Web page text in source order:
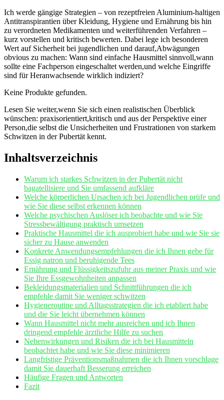
Ich⁢ werde gängige ‍Strategien – von rezeptfreien Aluminium-haltigen
Antitranspirantien ‌über Kleidung, Hygiene und ​Ernährung bis hin⁢
zu verordneten ⁣Medikamenten ⁣und weiterführenden Verfahren –
‍kurz vorstellen⁤ und kritisch ‍bewerten. Dabei lege ich besonderen
Wert auf Sicherheit bei jugendlichen ‌und ⁣darauf,Abwägungen
⁣obvious ⁣zu machen: Wann‍ sind einfache Hausmittel⁤ sinnvoll,wann
sollte eine Fachperson eingeschaltet werden,und ​welche Eingriffe
sind für‍ Heranwachsende wirklich indiziert?
Keine Produkte gefunden.
Lesen⁤ Sie‍ weiter,wenn Sie​ sich einen realistischen Überblick
wünschen: ⁣praxisorientiert,kritisch ⁤und ​aus ⁢der Perspektive einer
Person,die selbst die Unsicherheiten und ‌Frustrationen ⁢von ‌starkem
Schwitzen in der Pubertät⁤ kennt.
Inhaltsverzeichnis
Warum ich starkes​ Schwitzen in der Pubertät nicht
bagatellisiere und Sie umfassend aufkläre
Welche körperlichen ⁣Ursachen ich bei Jugendlichen ⁢prüfe und
wie Sie diese selbst ‍erkennen können
Welche psychischen Auslöser ich‌ beobachte und wie Sie
⁣Stressbewältigung praktisch umsetzen
Praktische Hausmittel die ich ausprobiert habe⁤ und wie Sie sie‍
sicher zu‍ Hause anwenden
Konkrete Anwendungsempfehlungen die ich Ihnen gebe für
Essig ​natron und beruhigende ‌Tees
Ernährung und ‌Flüssigkeitszufuhr aus ‍meiner Praxis und‌ wie
Sie ⁣Ihre Essgewohnheiten ⁣anpassen
Bekleidungsmaterialien und Schnittführungen die‍ ich
empfehle damit Sie weniger ⁣schwitzen
Hygieneroutine‍ und Alltagsstrategien‍ die ich⁤ etabliert habe
und ‍die Sie leicht übernehmen können
Wann ‌Hausmittel nicht mehr ausreichen und ich Ihnen
dringend⁣ empfehle ‍ärztliche​ Hilfe‌ zu ‌suchen
Nebenwirkungen und ‍Risiken ⁣die ich bei Hausmitteln
beobachtet habe und ‌wie Sie diese ⁣minimieren
Langfristige‌ Präventionsmaßnahmen die ich ‌Ihnen vorschlage
damit Sie dauerhaft Besserung erreichen
Häufige Fragen und ‌Antworten
Fazit